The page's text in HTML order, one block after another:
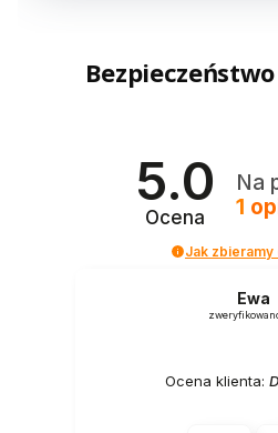
5.0
Ocena
Na
1
Jak zbieramy
Ewa
Ocena klienta: